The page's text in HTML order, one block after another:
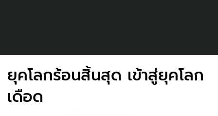
ยุคโลกร้อนสิ้นสุด เข้าสู่ยุคโลก
เดือด